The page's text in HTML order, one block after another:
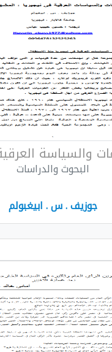
العرقية في...
والدراسات
. س . ابيغبولم